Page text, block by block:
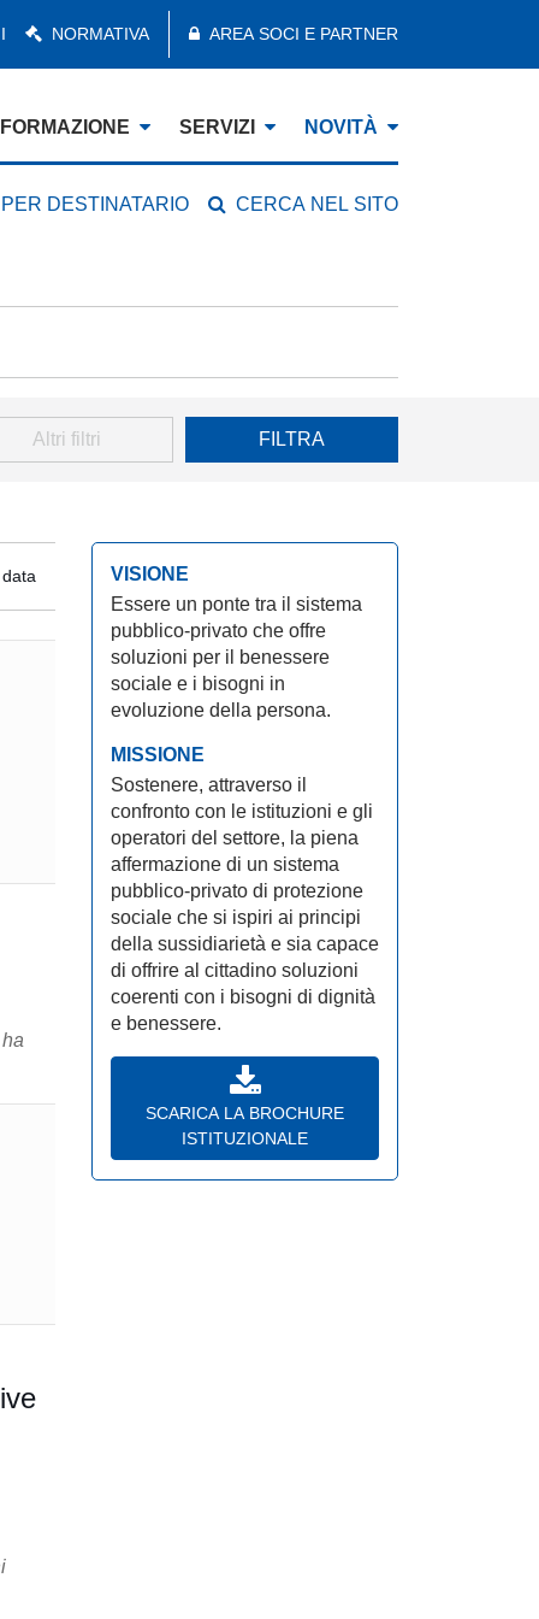
NORMATIVA AREA SOCI E PARTNER
FORMAZIONE SERVIZI NOVITÀ
DESTINATARIO CERCA NEL SITO
Altri filtri FILTRA
VISIONE
Essere un ponte tra il sistema
pubblico-privato che offre
soluzioni per il benessere
sociale e i bisogni in
evoluzione della persona.
MISSIONE
Sostenere, attraverso il
confronto con le istituzioni e gli
operatori del settore, la piena
affermazione di un sistema
pubblico-privato di protezione
sociale che si ispiri ai principi
della sussidiarietà e sia capace
di offrire al cittadino soluzioni
coerenti con i bisogni di dignità
e benessere.
SCARICA LA BROCHURE
ISTITUZIONALE